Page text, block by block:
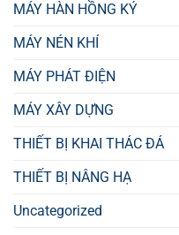
MÁY HÀN HỒNG KÝ
MÁY NÉN KHÍ
MÁY PHÁT ĐIỆN
MÁY XÂY DỰNG
THIẾT BỊ KHAI THÁC ĐÁ
THIẾT BỊ NÂNG HẠ
Uncategorized